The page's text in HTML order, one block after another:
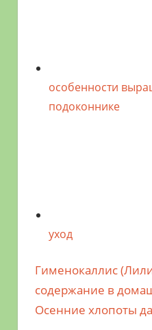
особенности
подоконнике
уход
Навигация
по
Предыдущая
запись;
Гименокаллис
содержание в
Следующая
Осенние хлопоты